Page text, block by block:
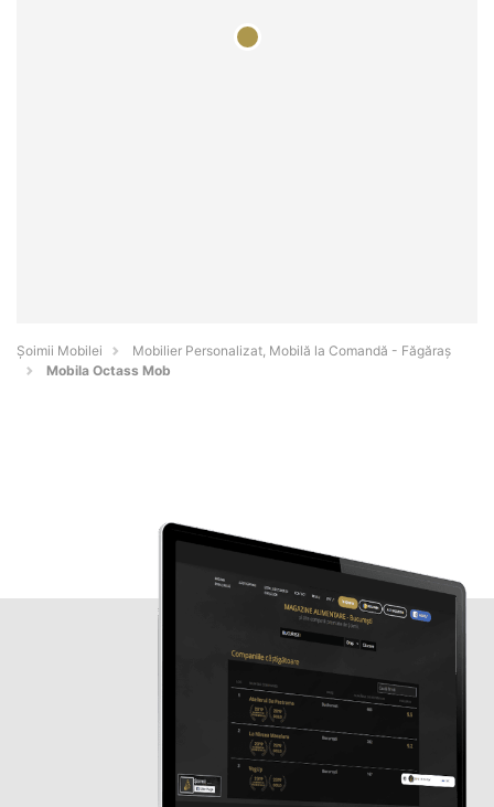
Șoimii Mobilei
Mobilier Personalizat, Mobilă la Comandă - Făgăraş
Mobila Octass Mob